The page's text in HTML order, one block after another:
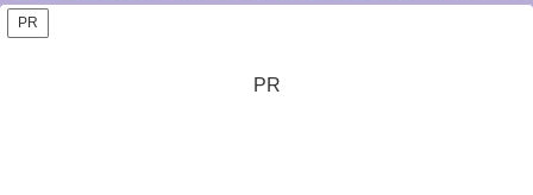
PR
PR